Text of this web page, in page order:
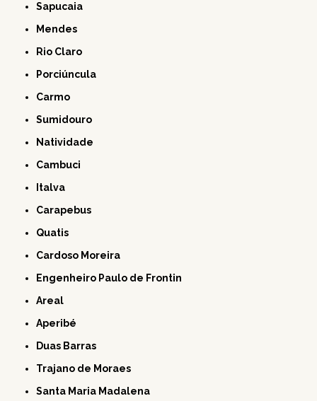
Sapucaia
Mendes
Rio Claro
Porciúncula
Carmo
Sumidouro
Natividade
Cambuci
Italva
Carapebus
Quatis
Cardoso Moreira
Engenheiro Paulo de Frontin
Areal
Aperibé
Duas Barras
Trajano de Moraes
Santa Maria Madalena